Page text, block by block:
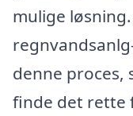
mulige
denne proces,
finde det rette